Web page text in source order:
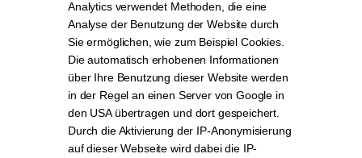
Analytics verwendet Methoden, die eine
Analyse der Benutzung der Website durch
Sie ermöglichen, wie zum Beispiel Cookies.
Die automatisch erhobenen Informationen
über Ihre Benutzung dieser Website werden
in der Regel an einen Server von Google in
den USA übertragen und dort gespeichert.
Durch die Aktivierung der IP-Anonymisierung
auf dieser Webseite wird dabei die IP-